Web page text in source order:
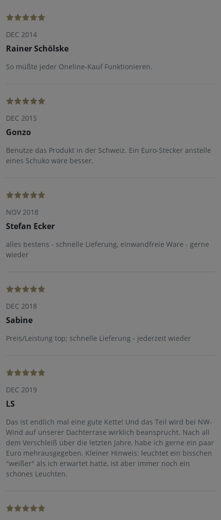
DEC 2014
Rainer Schölske
So müßte jeder Oneline-Kauf Funktionieren.
DEC 2015
Gonzo
Benutze das Produkt in der Schweiz. Ein Euro-Stecker anstelle
eines Schuko wäre besser.
NOV 2018
Stefan Ecker
alles bestens - schnelle Lieferung, einwandfreie Ware - gerne
wieder
DEC 2018
Sabine
Preis/Leistung top; schnelle Lieferung - jederzeit wieder
DEC 2019
LS
Das ist endlich mal eine gute Kette! Und das Teil wird bei NW-
Wind auf unserer Dachterrase wirklich beansprucht. Nach all
dem Verschleiß über die letzten Jahre, habe ich gerne ein paar
Euro mehrausgegeben. Kleiner Hinweis: leuchtet ein bisschen
"weißer" als ich erwartet hatte, ist aber immer noch ein
schönes Leuchten.